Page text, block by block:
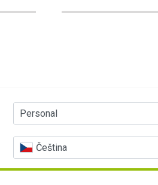
Personal
Čeština